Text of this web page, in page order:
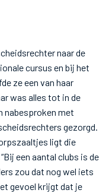
naar de
cursus en bij het
ze een van haar
was alles tot in de
nabesproken met
gezorgd.
ligt die
een aantal clubs is de
zou dat nog wel iets
gevoel krijgt dat je